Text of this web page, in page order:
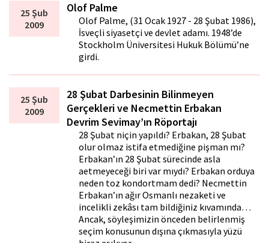
25 Şub
2009
Olof Palme
Olof Palme, (31 Ocak 1927 - 28 Şubat 1986),
İsveçli siyasetçi ve devlet adamı. 1948’de
Stockholm Üniversitesi Hukuk Bölümü’ne
girdi.
25 Şub
2009
28 Şubat Darbesinin Bilinmeyen
Gerçekleri ve Necmettin Erbakan
Devrim Sevimay’ın Röportajı
28 Şubat niçin yapıldı? Erbakan, 28 Şubat
olur olmaz istifa etmediğine pişman mı?
Erbakan’ın 28 Şubat sürecinde asla
affetmeyeceği biri var mıydı? Erbakan orduya
neden toz kondortmam dedi? Necmettin
Erbakan’ın ağır Osmanlı nezaketi ve
incelikli zekâsı tam bildiğiniz kıvamında…
Ancak, söyleşimizin önceden belirlenmiş
seçim konusunun dışına çıkmasıyla yüzü